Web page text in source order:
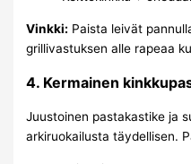
Vinkki: Paista leivät
grillivastuksen alle rapeaa
4. Kermainen
Juustoinen pastakastike ja
arkiruokailusta täydellisen.